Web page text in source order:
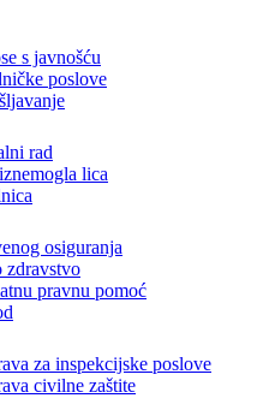
s javnošću
poslove
rad
lica
osiguranja
pravnu pomoć